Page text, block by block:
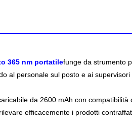
365 nm portatilefunge da strumento
al personale sul posto e ai
da 2600 mAh con compatibilità
efficacemente i prodotti